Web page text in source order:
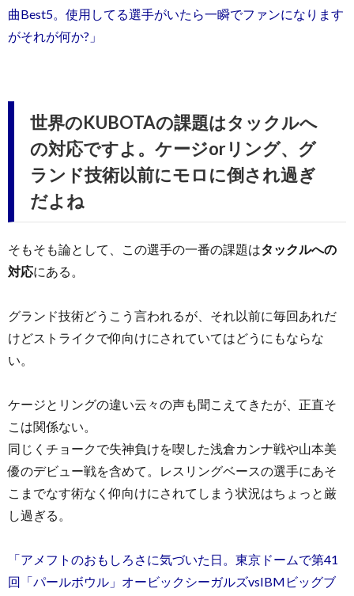
曲Best5。使用してる選手がいたら一瞬でファンになります
がそれが何か?」
世界のKUBOTAの課題はタックルへ
の対応ですよ。ケージorリング、グ
ランド技術以前にモロに倒され過ぎ
だよね
そもそも論として、この選手の一番の課題はタックルへの
対応にある。
グランド技術どうこう言われるが、それ以前に毎回あれだ
けどストライクで仰向けにされていてはどうにもならな
い。
ケージとリングの違い云々の声も聞こえてきたが、正直そ
こは関係ない。
同じくチョークで失神負けを喫した浅倉カンナ戦や山本美
優のデビュー戦を含めて。レスリングベースの選手にあそ
こまでなす術なく仰向けにされてしまう状況はちょっと厳
し過ぎる。
「アメフトのおもしろさに気づいた日。東京ドームで第41
回「パールボウル」オービックシーガルズvsIBMビッグブ